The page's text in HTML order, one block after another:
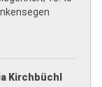
Kirchbüchl